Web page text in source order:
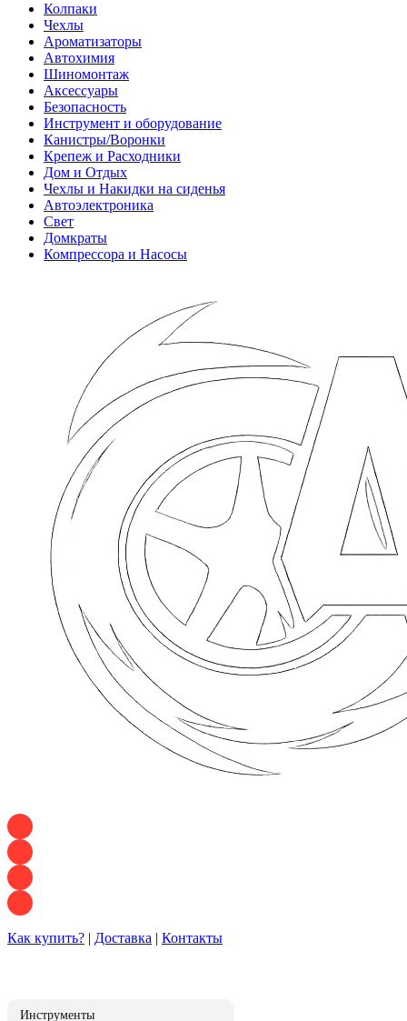
Колпаки
Чехлы
Ароматизаторы
Автохимия
Шиномонтаж
Аксессуары
Безопасность
Инструмент и оборудование
Канистры/Воронки
Крепеж и Расходники
Дом и Отдых
Чехлы и Накидки на сиденья
Автоэлектроника
Свет
Домкраты
Компрессора и Насосы
Как купить? | Доставка | Контакты
Инструменты